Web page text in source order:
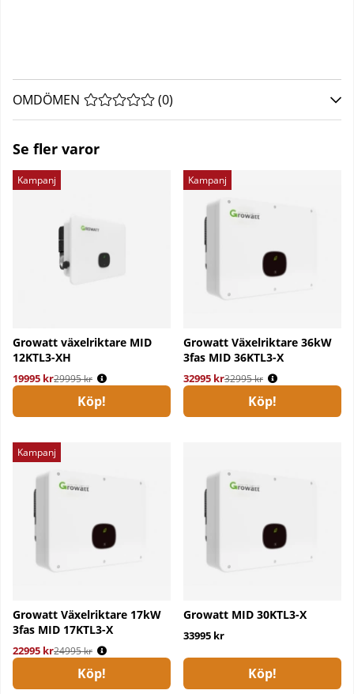
OMDÖMEN MEDELBETYG 0 AV 5 ANTAL BETYG 0
(0)
Se fler varor
Kampanj
Growatt växelriktare MID
12KTL3-XH
19995 kr
Ordinarie pris:
29995 kr
Köp!
Kampanj
Growatt Växelriktare 36kW
3fas MID 36KTL3-X
32995 kr
Ordinarie pris:
32995 kr
Köp!
Kampanj
Growatt Växelriktare 17kW
3fas MID 17KTL3-X
22995 kr
Ordinarie pris:
24995 kr
Köp!
Growatt MID 30KTL3-X
33995 kr
Köp!